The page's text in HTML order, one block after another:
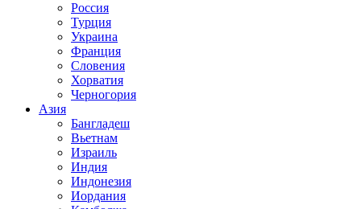
Россия
Турция
Украина
Франция
Словения
Хорватия
Черногория
Азия
Бангладеш
Вьетнам
Израиль
Индия
Индонезия
Иордания